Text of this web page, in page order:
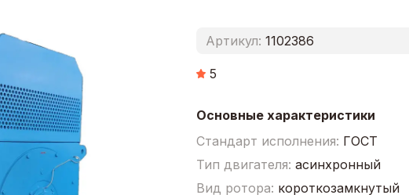
Артикул: 1102386
5
Основные характеристики
Стандарт исполнения: ГОСТ
Тип двигателя: асинхронный
Вид ротора: короткозамкнутый